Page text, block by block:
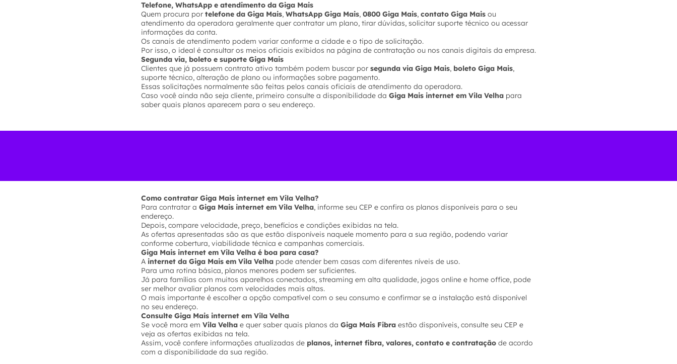
Telefone, WhatsApp e atendimento da Giga Mais
Quem procura por telefone da Giga Mais, WhatsApp Giga Mais, 0800 Giga Mais, contato Giga Mais ou
atendimento da operadora geralmente quer contratar um plano, tirar dúvidas, solicitar suporte técnico ou acessar
informações da conta.
Os canais de atendimento podem variar conforme a cidade e o tipo de solicitação.
Por isso, o ideal é consultar os meios oficiais exibidos na página de contratação ou nos canais digitais da empresa.
Segunda via, boleto e suporte Giga Mais
Clientes que já possuem contrato ativo também podem buscar por segunda via Giga Mais, boleto Giga Mais,
suporte técnico, alteração de plano ou informações sobre pagamento.
Essas solicitações normalmente são feitas pelos canais oficiais de atendimento da operadora.
Caso você ainda não seja cliente, primeiro consulte a disponibilidade da Giga Mais internet em Vila Velha para
saber quais planos aparecem para o seu endereço.
Como contratar Giga Mais internet em Vila Velha?
Para contratar a Giga Mais internet em Vila Velha, informe seu CEP e confira os planos disponíveis para o seu
endereço.
Depois, compare velocidade, preço, benefícios e condições exibidas na tela.
As ofertas apresentadas são as que estão disponíveis naquele momento para a sua região, podendo variar
conforme cobertura, viabilidade técnica e campanhas comerciais.
Giga Mais internet em Vila Velha é boa para casa?
A internet da Giga Mais em Vila Velha pode atender bem casas com diferentes níveis de uso.
Para uma rotina básica, planos menores podem ser suficientes.
Já para famílias com muitos aparelhos conectados, streaming em alta qualidade, jogos online e home office, pode
ser melhor avaliar planos com velocidades mais altas.
O mais importante é escolher a opção compatível com o seu consumo e confirmar se a instalação está disponível
no seu endereço.
Consulte Giga Mais internet em Vila Velha
Se você mora em Vila Velha e quer saber quais planos da Giga Mais Fibra estão disponíveis, consulte seu CEP e
veja as ofertas exibidas na tela.
Assim, você confere informações atualizadas de planos, internet fibra, valores, contato e contratação de acordo
com a disponibilidade da sua região.